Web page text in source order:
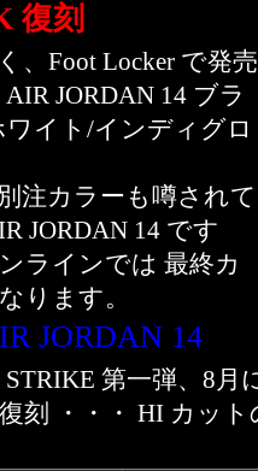
復刻
、Foot Locker で発売
JORDAN 14 ブラ
ワイト/インディグロ
注カラーも噂されて
JORDAN 14 です
ラインでは 最終カ
ります。
JORDAN 14
第一弾、8月
刻 ・・・ HI カッ